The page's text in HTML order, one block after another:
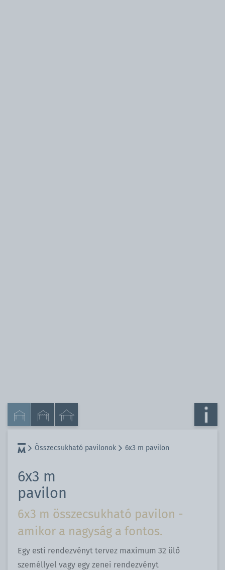
Összecsukható pavilonok 6x3 m pavilon
6x3 m
pavilon
6x3 m összecsukható pavilon -
amikor a nagyság a fontos.
Egy esti rendezvényt tervez maximum 32 ülő
személlyel vagy egy zenei rendezvényt